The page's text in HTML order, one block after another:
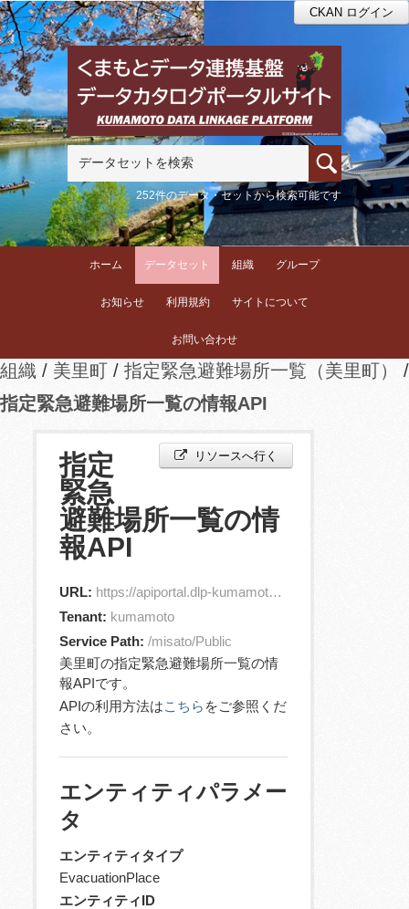
CKAN ログイン
252件のデータ・セットから検索可能です
ホーム データセット 組織 グループ
お知らせ 利用規約 サイトについて
お問い合わせ
組織 美里町
指定緊急避難場所一覧（美里町）
指定緊急避難場所一覧の情報API
リソースへ行く
指定
緊急
避難場所一覧の情
報API
URL: https://apiportal.dlp-kumamoto.jp/orion/v2/entities?id=jp.misatoTown.EvacuationPlace.1
Tenant: kumamoto
Service Path: /misato/Public
美里町の指定緊急避難場所一覧の情
報APIです。
APIの利用方法はこちら をご参照くだ
さい。
エンティティパラメー
タ
エンティティタイプ
EvacuationPlace
エンティティID